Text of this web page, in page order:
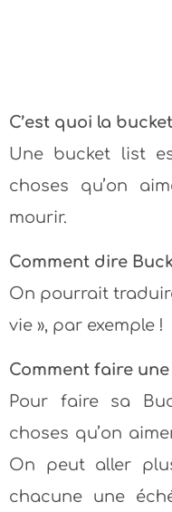
C’est quoi la
Une bucket list
choses qu’on
mourir.
Comment dire
On pourrait
vie », par exemple !
Comment faire
Pour faire sa
choses qu’on
On peut aller
chacune une